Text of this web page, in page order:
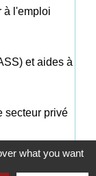
à l'emploi
et aides à
secteur privé
what you want